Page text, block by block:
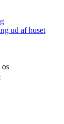
ud af huset
os